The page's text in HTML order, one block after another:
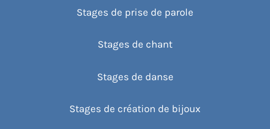
Stages de prise de parole
Stages de chant
Stages de danse
Stages de création de bijoux